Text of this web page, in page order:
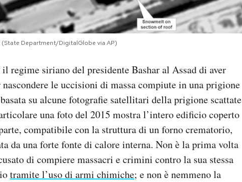
(State Department/DigitalGlobe via AP)
regime siriano del presidente Bashar al Assad di aver
le uccisioni di massa compiute in una prigione
su alcune fotografie satellitari della prigione scattate
una foto del 2015 mostra l’intero edificio coperto
compatibile con la struttura di un forno crematorio,
da una forte fonte di calore interna. Non è la prima volta
di compiere massacri e crimini contro la sua stessa
tramite l’uso di armi chimiche; e non è nemmeno la